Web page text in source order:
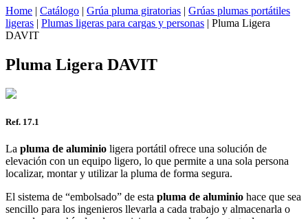
Home | Catálogo | Grúa pluma giratorias | Grúas plumas portátiles
ligeras | Plumas ligeras para cargas y personas | Pluma Ligera
DAVIT
Pluma Ligera DAVIT
Ref. 17.1
La pluma de aluminio ligera portátil ofrece una solución de
elevación con un equipo ligero, lo que permite a una sola persona
localizar, montar y utilizar la pluma de forma segura.
El sistema de “embolsado” de esta pluma de aluminio hace que sea
sencillo para los ingenieros llevarla a cada trabajo y almacenarla o